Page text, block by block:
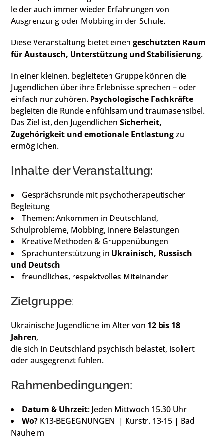
leider auch immer wieder Erfahrungen von
Ausgrenzung oder Mobbing in der Schule.
Diese Veranstaltung bietet einengeschützten Raum
für Austausch, Unterstützung und Stabilisierung.
In einer kleinen, begleiteten Gruppe können die
Jugendlichen über ihre Erlebnisse sprechen – oder
einfach nur zuhören. Psychologische Fachkräfte
begleiten die Runde einfühlsam und traumasensibel.
Das Ziel ist, den JugendlichenSicherheit,
Zugehörigkeit und emotionale Entlastungzu
ermöglichen.
Inhalte der Veranstaltung:
Gesprächsrunde mit psychotherapeutischer
Begleitung
Themen: Ankommen in Deutschland,
Schulprobleme, Mobbing, innere Belastungen
Kreative Methoden & Gruppenübungen
Sprachunterstützung in Ukrainisch, Russisch
und Deutsch
freundliches, respektvolles Miteinander
Zielgruppe:
Ukrainische Jugendliche im Alter von 12 bis 18
Jahren,
die sich in Deutschland psychisch belastet, isoliert
oder ausgegrenzt fühlen.
Rahmenbedingungen:
Datum & Uhrzeit: Jeden Mittwoch 15.30 Uhr
Wo? K13-BEGEGNUNGEN | Kurstr. 13-15 | Bad
Nauheim